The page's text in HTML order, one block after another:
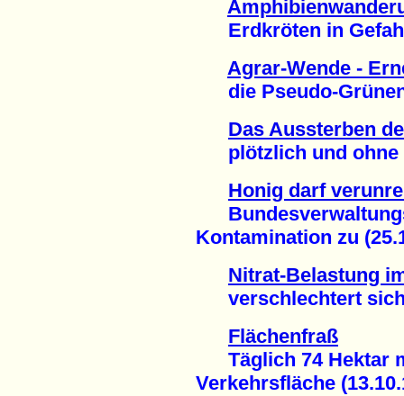
Erdkröten in
Agrar-Wende -
die Pseudo-Grünen
Das Aussterben
plötzlich und ohne
Honig darf
Kontamination zu
Nitrat-Belastung
verschlechtert sich
Flächenfraß
Täglich 74 Hektar
Verkehrsfläche